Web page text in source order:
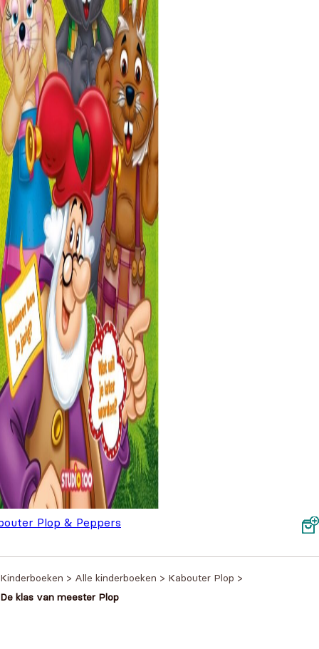
Plop & Peppers
Kinderboeken > Alle kinderboeken > Kabouter Plop >
De klas van meester Plop